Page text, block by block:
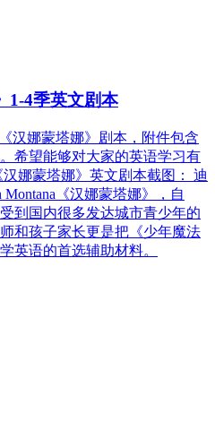
1-4季英文剧本
汉娜蒙塔娜》剧本，附件包含
希望能够对大家的英语学习有
娜蒙塔娜》英文剧本截图： 迪
《汉娜蒙塔娜》，自
到国内很多发达城市青少年的
和孩子家长更是把《少年魔法
英语的首选辅助材料。